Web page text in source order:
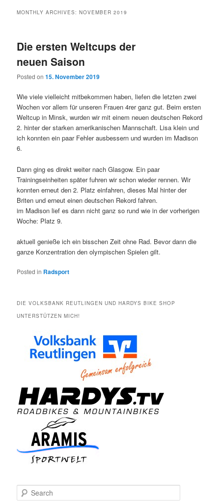
MONTHLY ARCHIVES:NOVEMBER 2019
Die ersten Weltcups der
neuen Saison
Posted on15. November 2019
Wie viele vielleicht mitbekommen haben, liefen die letzten zwei
Wochen vor allem für unseren Frauen 4rer ganz gut. Beim ersten
Weltcup in Minsk, wurden wir mit einem neuen deutschen Rekord
2. hinter der starken amerikanischen Mannschaft. Lisa klein und
ich konnten ein paar Fehler ausbessern und wurden im Madison
6.
Dann ging es direkt weiter nach Glasgow. Ein paar
Trainingseinheiten später fuhren wir schon wieder rennen. Wir
konnten erneut den 2. Platz einfahren, dieses Mal hinter der
Briten und erneut einen deutschen Rekord fahren.
im Madison lief es dann nicht ganz so rund wie in der vorherigen
Woche: Platz 9.
aktuell genieße ich ein bisschen Zeit ohne Rad. Bevor dann die
ganze Konzentration den olympischen Spielen gilt.
Posted in Radsport
DIE VOLKSBANK REUTLINGEN UND HARDYS BIKE SHOP
UNTERSTÜTZEN MICH!
e